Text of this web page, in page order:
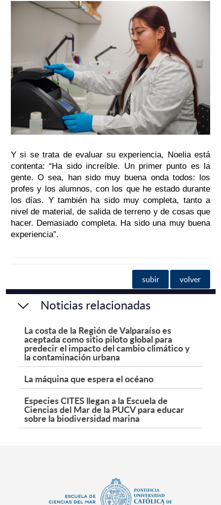
Y si se trata de evaluar su experiencia, Noelia está
contenta:“Ha sido increíble. Un primer punto es la
gente. O sea, han sido muy buena onda todos: los
profes y los alumnos, con los que he estado durante
los días. Y también ha sido muy completa, tanto a
nivel de material, de salida de terreno y de cosas que
hacer. Demasiado completa. Ha sido una muy buena
experiencia”.
subir volver
Noticias relacionadas
La costa de la Región de Valparaíso es
aceptada como sitio piloto global para
predecir el impacto del cambio climático y
la contaminación urbana
La máquina que espera el océano
Especies CITES llegan a la Escuela de
Ciencias del Mar de la PUCV para educar
sobre la biodiversidad marina